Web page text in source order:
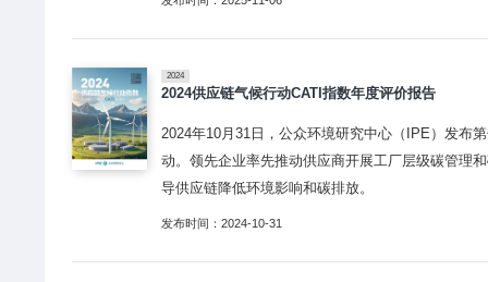
2024
2024供应链气候行动CATI指数年度评价报告
2024年10月31日，公众环境研究中心（IPE）发布
动。领先企业率先推动供应商开展工厂层级碳管理
导供应链降低环境影响和碳排放。
发布时间：2024-10-31